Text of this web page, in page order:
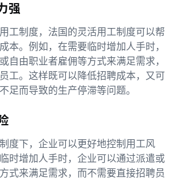
强
工制度，法国的灵活用工制度可以帮
本。例如，在需要临时增加人手时，
自由职业者雇佣等方式来满足需求，
工。这样既可以降低招聘成本，又可
足而导致的生产停滞等问题。
度下，企业可以更好地控制用工风
时增加人手时，企业可以通过派遣或
式来满足需求，而不需要直接招聘员